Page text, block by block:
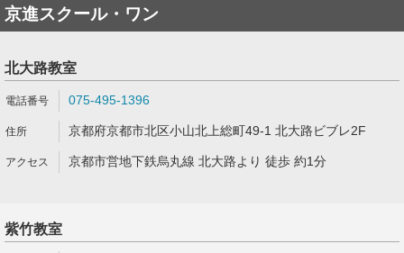
京進スクール・ワン
北大路教室
075-495-1396
京都府京都市北区小山北上総町49-1 北大路ビブレ2F
京都市営地下鉄烏丸線 北大路より 徒歩 約1分
紫竹教室